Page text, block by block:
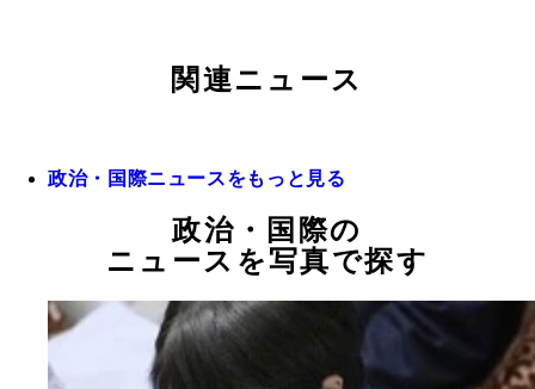
関連ニュース
政治・国際ニュースをもっと見る
政治・国際の
ニュースを写真で探す